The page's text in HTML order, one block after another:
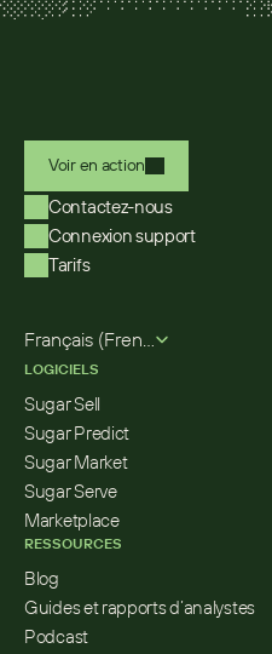
Voir en action
Contactez-nous
Connexion support
Tarifs
LOGICIELS
Sugar Sell
Sugar Predict
Sugar Market
Sugar Serve
Marketplace
RESSOURCES
Blog
Guides et rapports d’analystes
Podcast